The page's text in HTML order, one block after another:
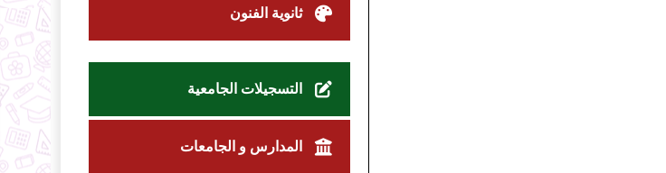
ثانوية الفنون
التسجيلات الجامعية
المدارس و الجامعات